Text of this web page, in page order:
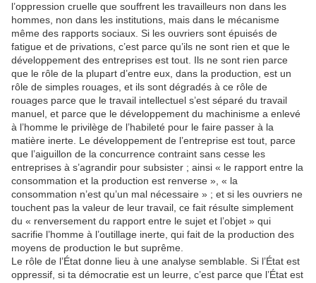
l’oppression cruelle que souffrent les travailleurs non dans les
hommes, non dans les institutions, mais dans le mécanisme
même des rapports sociaux. Si les ouvriers sont épuisés de
fatigue et de privations, c’est parce qu’ils ne sont rien et que le
développement des entreprises est tout. Ils ne sont rien parce
que le rôle de la plupart d’entre eux, dans la production, est un
rôle de simples rouages, et ils sont dégradés à ce rôle de
rouages parce que le travail intellectuel s’est séparé du travail
manuel, et parce que le développement du machinisme a enlevé
à l’homme le privilège de l’habileté pour le faire passer à la
matière inerte. Le développement de l’entreprise est tout, parce
que l’aiguillon de la concurrence contraint sans cesse les
entreprises à s’agrandir pour subsister ; ainsi « le rapport entre la
consommation et la production est renverse », « la
consommation n’est qu’un mal nécessaire » ; et si les ouvriers ne
touchent pas la valeur de leur travail, ce fait résulte simplement
du « renversement du rapport entre le sujet et l’objet » qui
sacrifie l’homme à l’outillage inerte, qui fait de la production des
moyens de production le but suprême.
Le rôle de l’État donne lieu à une analyse semblable. Si l’État est
oppressif, si ta démocratie est un leurre, c’est parce que l’État est